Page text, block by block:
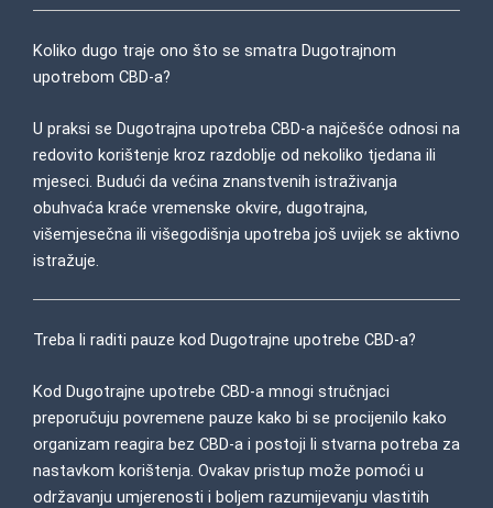
Koliko dugo traje ono što se smatra Dugotrajnom
upotrebom CBD-a?
U praksi se Dugotrajna upotreba CBD-a najčešće odnosi na
redovito korištenje kroz razdoblje od nekoliko tjedana ili
mjeseci. Budući da većina znanstvenih istraživanja
obuhvaća kraće vremenske okvire, dugotrajna,
višemjesečna ili višegodišnja upotreba još uvijek se aktivno
istražuje.
Treba li raditi pauze kod Dugotrajne upotrebe CBD-a?
Kod Dugotrajne upotrebe CBD-a mnogi stručnjaci
preporučuju povremene pauze kako bi se procijenilo kako
organizam reagira bez CBD-a i postoji li stvarna potreba za
nastavkom korištenja. Ovakav pristup može pomoći u
održavanju umjerenosti i boljem razumijevanju vlastitih